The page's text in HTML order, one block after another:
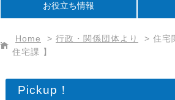
お役立ち情報
Home > 行政・関係団体より > 住宅
住宅課 】
Pickup！